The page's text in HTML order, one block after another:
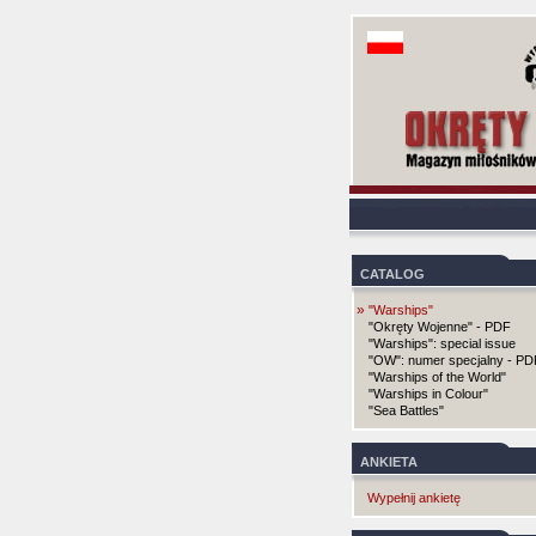
CATALOG
» "Warships"
"Okręty Wojenne" - PDF
"Warships": special issue
"OW": numer specjalny -
"Warships of the World"
"Warships in Colour"
"Sea Battles"
ANKIETA
Wypełnij ankietę